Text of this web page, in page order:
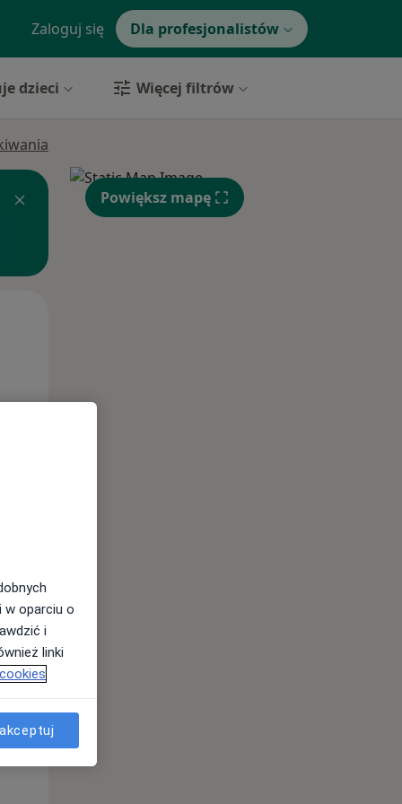
Zaloguj się Dla profesjonalistów
dzieci Więcej filtrów
Czw,
13 Sie
Powiększ mapę
w oparciu o
i
linki